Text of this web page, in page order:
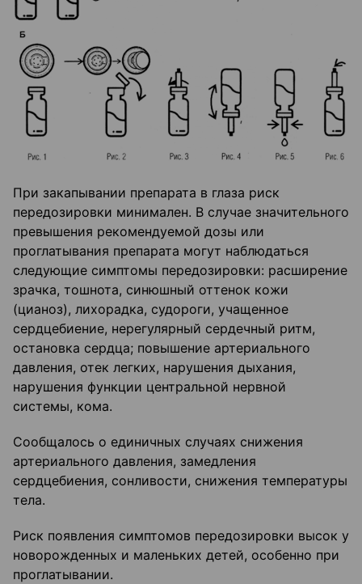
При закапывании препарата в глаза риск
передозировки минимален. В случае значительного
превышения рекомендуемой дозы или
проглатывания препарата могут наблюдаться
следующие симптомы передозировки: расширение
зрачка, тошнота, синюшный оттенок кожи
(цианоз), лихорадка, судороги, учащенное
сердцебиение, нерегулярный сердечный ритм,
остановка сердца; повышение артериального
давления, отек легких, нарушения дыхания,
нарушения функции центральной нервной
системы, кома.
Сообщалось о единичных случаях снижения
артериального давления, замедления
сердцебиения, сонливости, снижения температуры
тела.
Риск появления симптомов передозировки высок у
новорожденных и маленьких детей, особенно при
проглатывании.